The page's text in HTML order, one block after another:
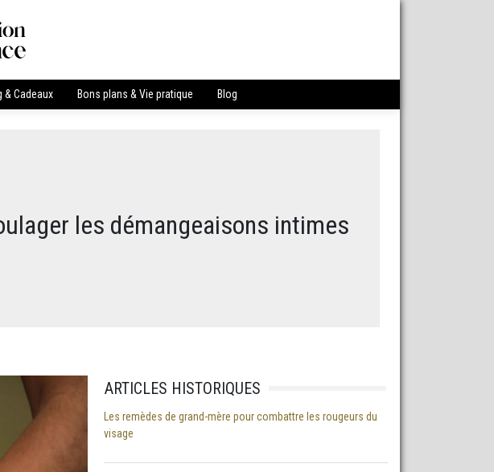
& Cadeaux Bons plans & Vie pratique Blog
les démangeaisons intimes
ARTICLES HISTORIQUES
Les remèdes de grand-mère pour combattre les rougeurs du
visage